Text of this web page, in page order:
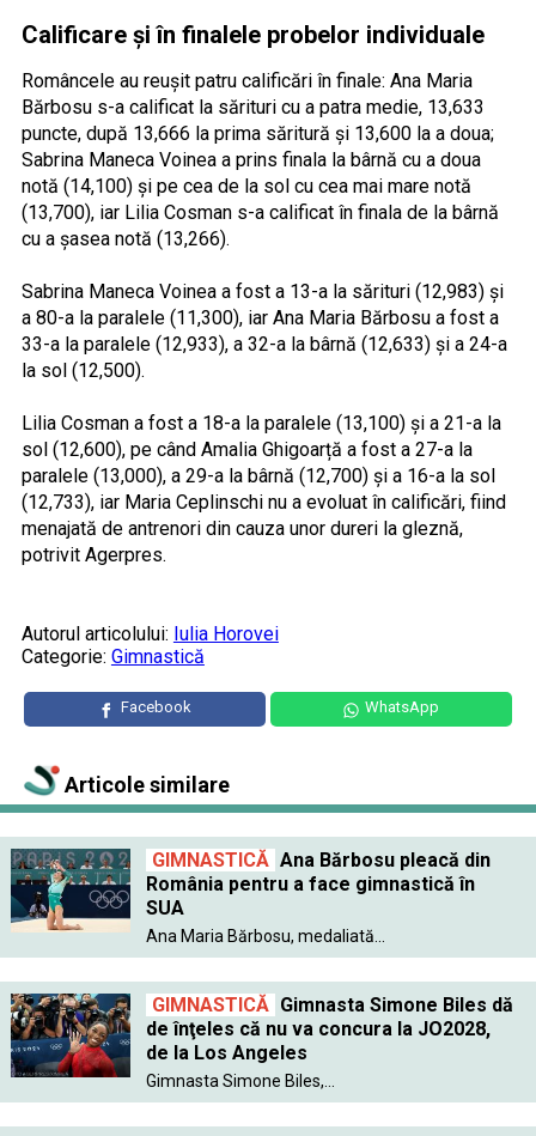
Calificare și în finalele probelor individuale
Româncele au reușit patru calificări în finale: Ana Maria
Bărbosu s-a calificat la sărituri cu a patra medie, 13,633
puncte, după 13,666 la prima săritură și 13,600 la a doua;
Sabrina Maneca Voinea a prins finala la bârnă cu a doua
notă (14,100) și pe cea de la sol cu cea mai mare notă
(13,700), iar Lilia Cosman s-a calificat în finala de la bârnă
cu a șasea notă (13,266).
Sabrina Maneca Voinea a fost a 13-a la sărituri (12,983) și
a 80-a la paralele (11,300), iar Ana Maria Bărbosu a fost a
33-a la paralele (12,933), a 32-a la bârnă (12,633) și a 24-a
la sol (12,500).
Lilia Cosman a fost a 18-a la paralele (13,100) și a 21-a la
sol (12,600), pe când Amalia Ghigoarță a fost a 27-a la
paralele (13,000), a 29-a la bârnă (12,700) și a 16-a la sol
(12,733), iar Maria Ceplinschi nu a evoluat în calificări, fiind
menajată de antrenori din cauza unor dureri la gleznă,
potrivit Agerpres.
Autorul articolului: Iulia Horovei
Categorie: Gimnastică
Facebook WhatsApp
Articole similare
GIMNASTICĂ Ana Bărbosu pleacă din
România pentru a face gimnastică în
SUA
Ana Maria Bărbosu, medaliată...
GIMNASTICĂ Gimnasta Simone Biles dă
de înţeles că nu va concura la JO2028,
de la Los Angeles
Gimnasta Simone Biles,...